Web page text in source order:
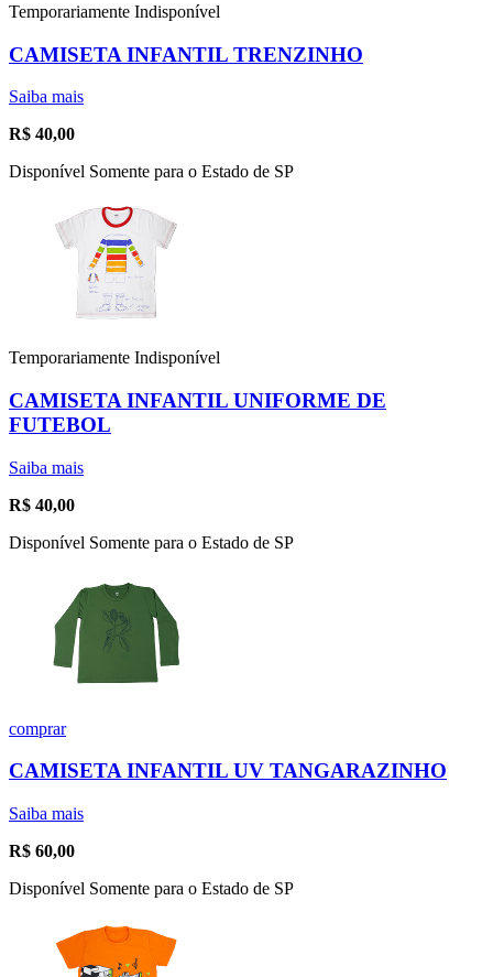
Temporariamente Indisponível
CAMISETA INFANTIL TRENZINHO
Saiba mais
R$ 40,00
Disponível Somente para o Estado de SP
Temporariamente Indisponível
CAMISETA INFANTIL UNIFORME DE
FUTEBOL
Saiba mais
R$ 40,00
Disponível Somente para o Estado de SP
comprar
CAMISETA INFANTIL UV TANGARAZINHO
Saiba mais
R$ 60,00
Disponível Somente para o Estado de SP